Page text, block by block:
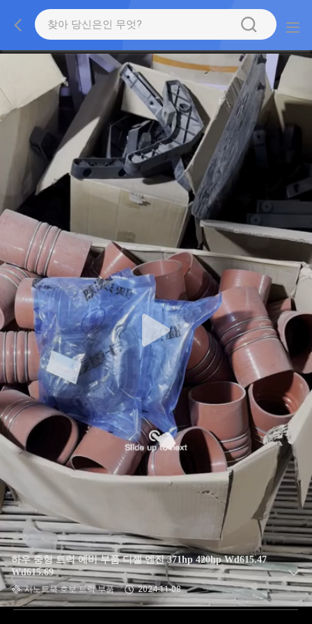
하우 중형 트럭 예비 부품 디젤 엔진 371hp 420hp Wd615.47
Wd615.69
시노트룩 호보 트럭 부품 2024-11-08